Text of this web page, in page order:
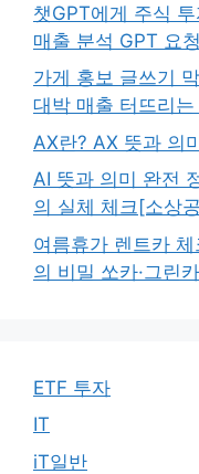
챗GPT에게 주식
매출 분석 GPT 요
가게 홍보 글쓰기
대박 매출 터뜨리
AX란? AX 뜻과 의
AI 뜻과 의미 완전
의 실체 체크[소상
여름휴가 렌트카
의 비밀 쏘카·그린카
ETF 투자
IT
iT일반